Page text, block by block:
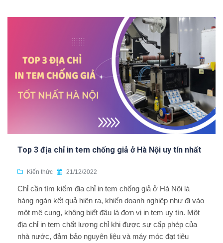
Top 3 địa chỉ in tem chống giả ở Hà Nội uy tín nhất
Kiến thức 21/12/2022
Chỉ cần tìm kiếm địa chỉ in tem chống giả ở Hà Nội là
hàng ngàn kết quả hiện ra, khiến doanh nghiệp như đi vào
một mê cung, không biết đâu là đơn vị in tem uy tín. Một
địa chỉ in tem chất lượng chỉ khi được sự cấp phép của
nhà nước, đảm bảo nguyên liệu và máy móc đạt tiêu